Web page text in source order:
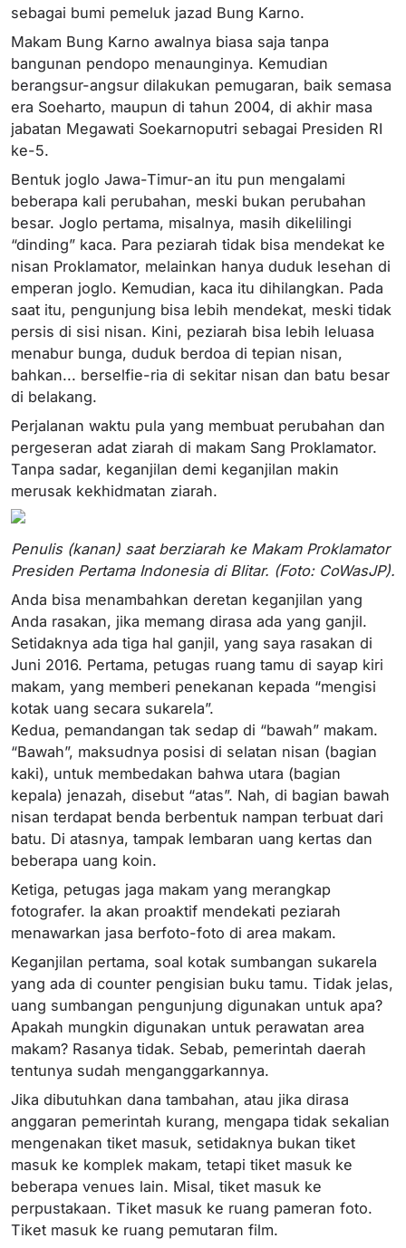
sebagai bumi pemeluk jazad Bung Karno.
Makam Bung Karno awalnya biasa saja tanpa
bangunan pendopo menaunginya. Kemudian
berangsur-angsur dilakukan pemugaran, baik semasa
era Soeharto, maupun di tahun 2004, di akhir masa
jabatan Megawati Soekarnoputri sebagai Presiden RI
ke-5.
Bentuk joglo Jawa-Timur-an itu pun mengalami
beberapa kali perubahan, meski bukan perubahan
besar. Joglo pertama, misalnya, masih dikelilingi
“dinding” kaca. Para peziarah tidak bisa mendekat ke
nisan Proklamator, melainkan hanya duduk lesehan di
emperan joglo. Kemudian, kaca itu dihilangkan. Pada
saat itu, pengunjung bisa lebih mendekat, meski tidak
persis di sisi nisan. Kini, peziarah bisa lebih leluasa
menabur bunga, duduk berdoa di tepian nisan,
bahkan... berselfie-ria di sekitar nisan dan batu besar
di belakang.
Perjalanan waktu pula yang membuat perubahan dan
pergeseran adat ziarah di makam Sang Proklamator.
Tanpa sadar, keganjilan demi keganjilan makin
merusak kekhidmatan ziarah.
Penulis (kanan) saat berziarah ke Makam Proklamator
Presiden Pertama Indonesia di Blitar. (Foto: CoWasJP).
Anda bisa menambahkan deretan keganjilan yang
Anda rasakan, jika memang dirasa ada yang ganjil.
Setidaknya ada tiga hal ganjil, yang saya rasakan di
Juni 2016. Pertama, petugas ruang tamu di sayap kiri
makam, yang memberi penekanan kepada “mengisi
kotak uang secara sukarela”.
Kedua, pemandangan tak sedap di “bawah” makam.
“Bawah”, maksudnya posisi di selatan nisan (bagian
kaki), untuk membedakan bahwa utara (bagian
kepala) jenazah, disebut “atas”. Nah, di bagian bawah
nisan terdapat benda berbentuk nampan terbuat dari
batu. Di atasnya, tampak lembaran uang kertas dan
beberapa uang koin.
Ketiga, petugas jaga makam yang merangkap
fotografer. Ia akan proaktif mendekati peziarah
menawarkan jasa berfoto-foto di area makam.
Keganjilan pertama, soal kotak sumbangan sukarela
yang ada di counter pengisian buku tamu. Tidak jelas,
uang sumbangan pengunjung digunakan untuk apa?
Apakah mungkin digunakan untuk perawatan area
makam? Rasanya tidak. Sebab, pemerintah daerah
tentunya sudah menganggarkannya.
Jika dibutuhkan dana tambahan, atau jika dirasa
anggaran pemerintah kurang, mengapa tidak sekalian
mengenakan tiket masuk, setidaknya bukan tiket
masuk ke komplek makam, tetapi tiket masuk ke
beberapa venues lain. Misal, tiket masuk ke
perpustakaan. Tiket masuk ke ruang pameran foto.
Tiket masuk ke ruang pemutaran film.